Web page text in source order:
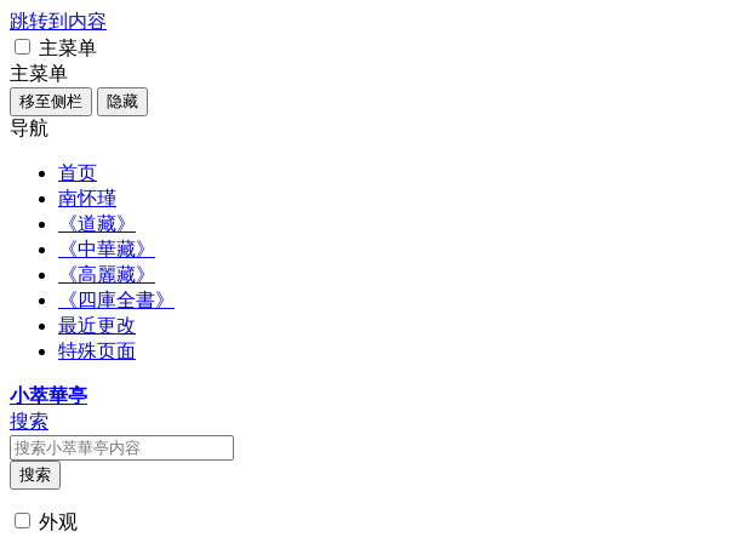
跳转到内容
主菜单
主菜单
移至侧栏 隐藏
导航
首页
南怀瑾
《道藏》
《中華藏》
《高麗藏》
《四庫全書》
最近更改
特殊页面
小萃華亭
搜索
搜索
外观